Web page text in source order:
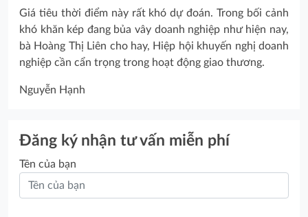
Giá tiêu thời điểm này rất khó dự đoán. Trong bối cảnh
khó khăn kép đang bủa vây doanh nghiệp như hiện nay,
bà Hoàng Thị Liên cho hay, Hiệp hội khuyến nghị doanh
nghiệp cần cẩn trọng trong hoạt động giao thương.
Nguyễn Hạnh
Đăng ký nhận tư vấn miễn phí
Tên của bạn